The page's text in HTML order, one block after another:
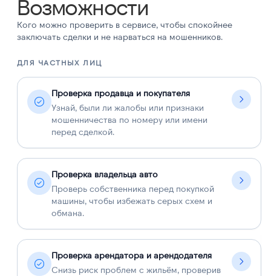
Возможности
Кого можно проверить в сервисе, чтобы спокойнее
заключать сделки и не нарваться на мошенников.
ДЛЯ ЧАСТНЫХ ЛИЦ
Проверка продавца и покупателя
Узнай, были ли жалобы или признаки
мошенничества по номеру или имени
перед сделкой.
Проверка владельца авто
Проверь собственника перед покупкой
машины, чтобы избежать серых схем и
обмана.
Проверка арендатора и арендодателя
Снизь риск проблем с жильём, проверив